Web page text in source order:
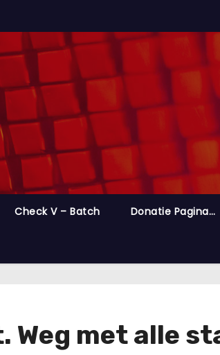
Check V – Batch Donatie Pagina…
met alle